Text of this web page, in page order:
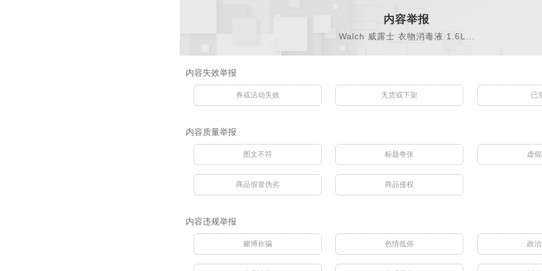
内容举报
Walch 威露士 衣物消毒液 1.6L...
内容失效举报
券或活动失效 无货或下架 已
内容质量举报
图文不符 标题夸张 虚
商品假冒伪劣 商品侵权
内容违规举报
赌博诈骗 色情低俗 政